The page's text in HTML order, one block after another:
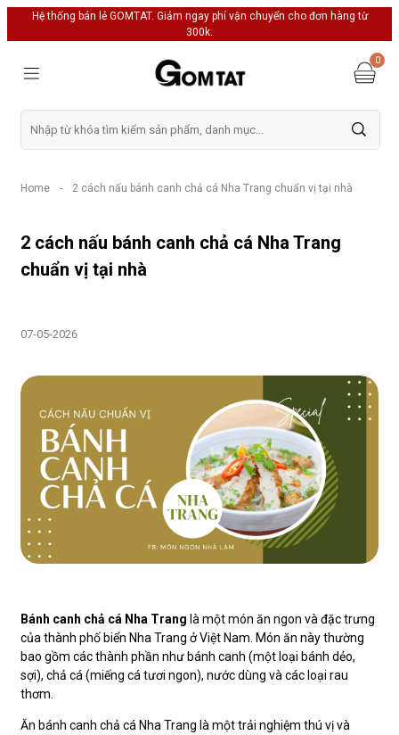
Hệ thống bán lẻ GOMTAT. Giảm ngay phí vận chuyển cho đơn hàng từ
300k.
0
Home - 2 cách nấu bánh canh chả cá Nha Trang chuẩn vị tại nhà
2 cách nấu bánh canh chả cá Nha Trang
chuẩn vị tại nhà
07-05-2026
Bánh canh chả cá Nha Trang là một món ăn ngon và đặc trưng
của thành phố biển Nha Trang ở Việt Nam. Món ăn này thường
bao gồm các thành phần như bánh canh (một loại bánh dẻo,
sợi), chả cá (miếng cá tươi ngon), nước dùng và các loại rau
thơm.
Ăn bánh canh chả cá Nha Trang là một trải nghiệm thú vị và